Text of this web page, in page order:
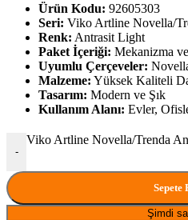
Ürün Kodu: 92605303
Seri: Viko Artline Novella/
Renk: Antrasit Light
Paket İçeriği: Mekanizma
Uyumlu Çerçeveler:
Malzeme: Yüksek Kaliteli
Tasarım: Modern ve Şık
Kullanım Alanı: Evler,
-
Viko Artline Novella/Trenda
Sepete
Şimdi